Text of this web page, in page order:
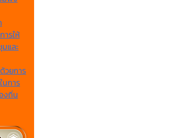
ารให้
และ
วยการ
นการ
งถิ่น